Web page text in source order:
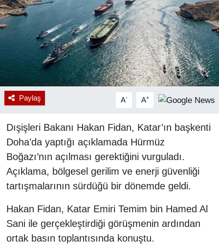
Paylaş A- A+
Dışişleri Bakanı Hakan Fidan, Katar’ın başkenti
Doha’da yaptığı açıklamada Hürmüz
Boğazı’nın açılması gerektiğini vurguladı.
Açıklama, bölgesel gerilim ve enerji güvenliği
tartışmalarının sürdüğü bir dönemde geldi.
Hakan Fidan, Katar Emiri Temim bin Hamed Al
Sani ile gerçekleştirdiği görüşmenin ardından
ortak basın toplantısında konuştu.